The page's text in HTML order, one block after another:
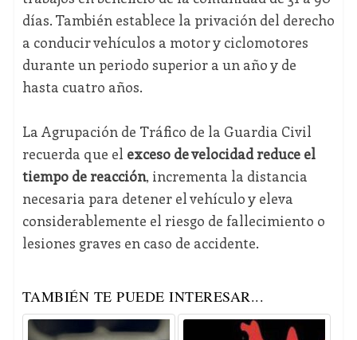
días. También establece la privación del derecho
a conducir vehículos a motor y ciclomotores
durante un periodo superior a un año y de
hasta cuatro años.
La Agrupación de Tráfico de la Guardia Civil
recuerda que el exceso de velocidad reduce el
tiempo de reacción, incrementa la distancia
necesaria para detener el vehículo y eleva
considerablemente el riesgo de fallecimiento o
lesiones graves en caso de accidente.
TAMBIÉN TE PUEDE INTERESAR...